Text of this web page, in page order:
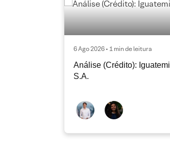
6 Ago 2026 • 1 min de leitura
Análise (Crédito): Iguatemi
S.A.